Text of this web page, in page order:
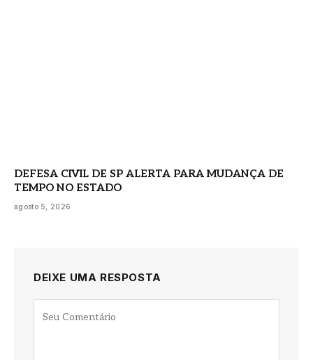
DEFESA CIVIL DE SP ALERTA PARA MUDANÇA DE
TEMPO NO ESTADO
agosto 5, 2026
DEIXE UMA RESPOSTA